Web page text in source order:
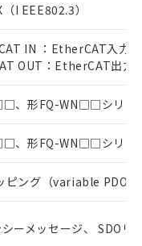
I EEE802.3）
IN ：EtherCAT入力
：EtherCAT出力
、形FQ-WN□□シリー
、形FQ-WN□□シリー
ピング（variable PDO
ーメッセージ、 SDOリ